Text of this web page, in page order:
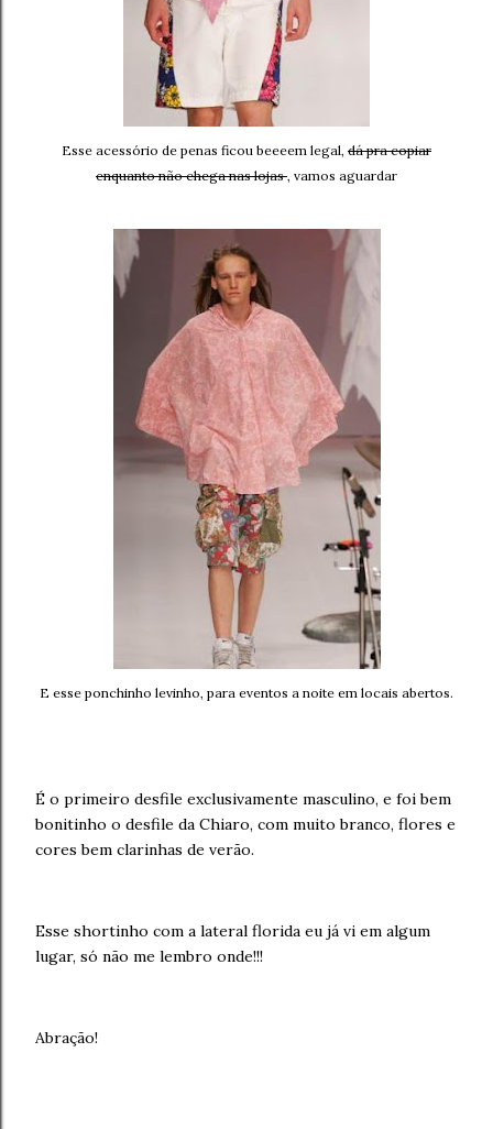
Esse acessório de penas ficou beeeem legal, dá pra copiar
enquanto não chega nas lojas, vamos aguardar
E esse ponchinho levinho, para eventos a noite em locais abertos.
É o primeiro desfile exclusivamente masculino, e foi bem
bonitinho o desfile da Chiaro, com muito branco, flores e
cores bem clarinhas de verão.
Esse shortinho com a lateral florida eu já vi em algum
lugar, só não me lembro onde!!!
Abração!